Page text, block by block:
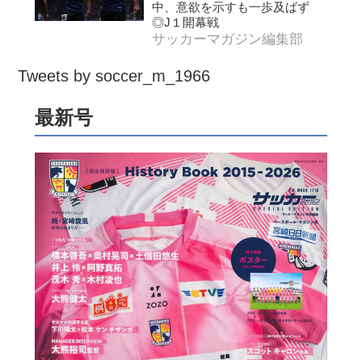
中、意欲を示すも一歩及ばず
◎J１開幕戦
サッカーマガジン編集部
Tweets by soccer_m_1966
最新号